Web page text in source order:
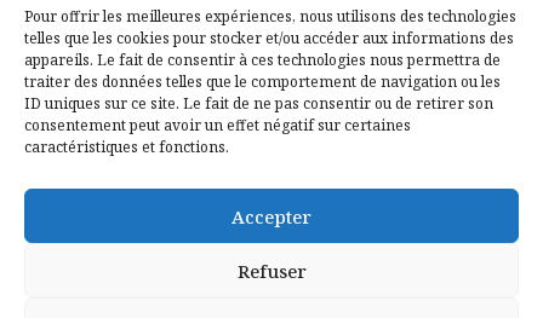
Pour offrir les meilleures expériences, nous utilisons des technologies
telles que les cookies pour stocker et/ou accéder aux informations des
appareils. Le fait de consentir à ces technologies nous permettra de
traiter des données telles que le comportement de navigation ou les
ID uniques sur ce site. Le fait de ne pas consentir ou de retirer son
consentement peut avoir un effet négatif sur certaines
caractéristiques et fonctions.
Accepter
Refuser
Mentions légales
Politique de confidentialité